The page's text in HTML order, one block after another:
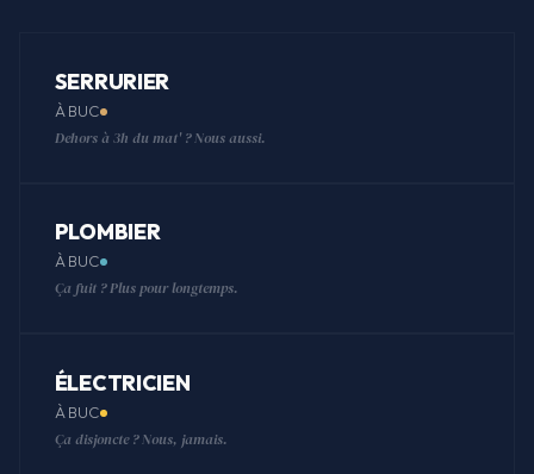
SERRURIER
À BUC
Dehors à 3h du mat' ? Nous aussi.
PLOMBIER
À BUC
Ça fuit ? Plus pour longtemps.
ÉLECTRICIEN
À BUC
Ça disjoncte ? Nous, jamais.